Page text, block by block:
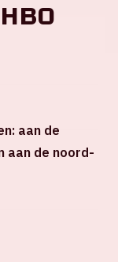
aan de
aan de noord-